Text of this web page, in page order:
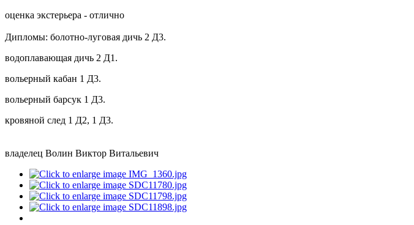
оценка экстерьера - отлично
Дипломы: болотно-луговая дичь 2 Д3.
водоплавающая дичь 2 Д1.
вольерный кабан 1 Д3.
вольерный барсук 1 Д3.
кровяной след 1 Д2, 1 Д3.
владелец Волин Виктор Витальевич